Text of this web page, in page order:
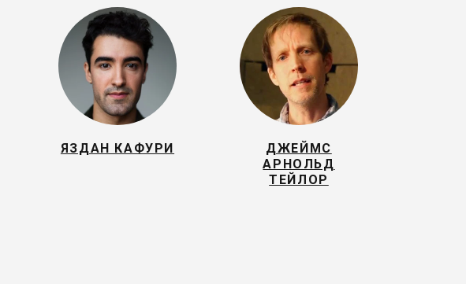
ЯЗДАН КАФУРИ
ДЖЕЙМС
АРНОЛЬД
ТЕЙЛОР